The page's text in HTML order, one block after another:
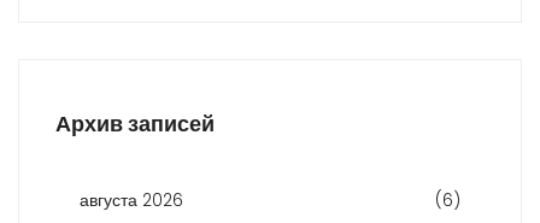
Архив записей
августа 2026 (6)